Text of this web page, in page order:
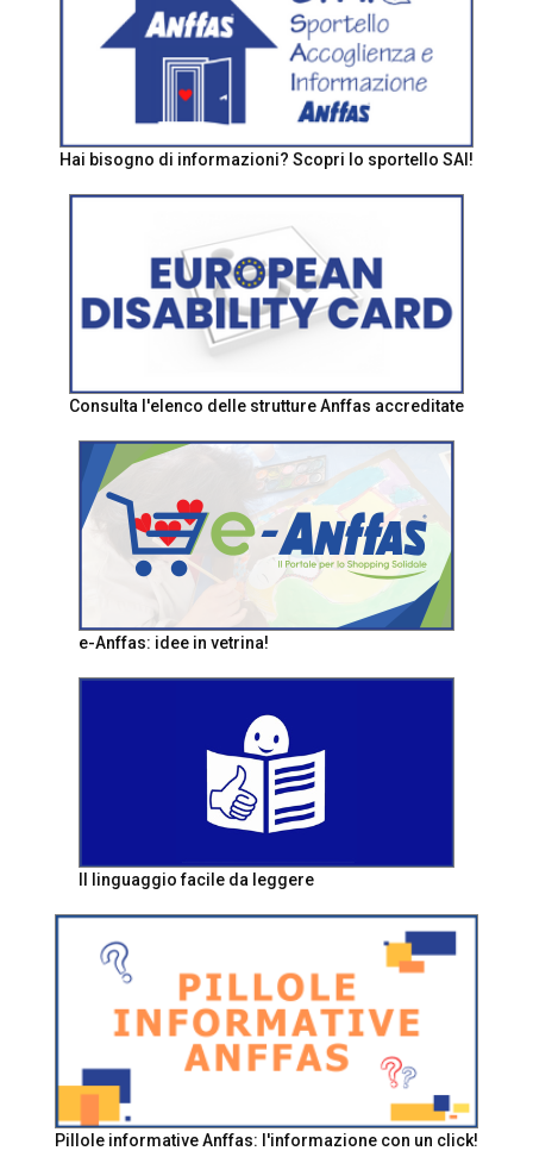
Hai bisogno di informazioni? Scopri lo sportello SAI!
Consulta l'elenco delle strutture Anffas accreditate
e-Anffas: idee in vetrina!
Il linguaggio facile da leggere
Pillole informative Anffas: l'informazione con un click!